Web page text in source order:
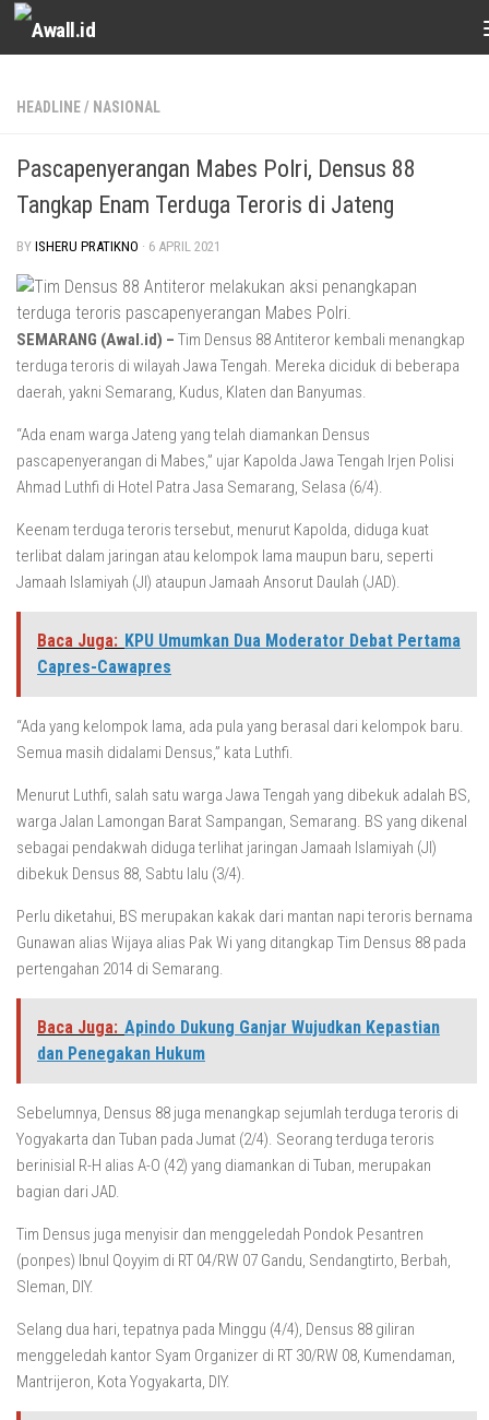
Skip to content
HEADLINE/ NASIONAL
Pascapenyerangan Mabes Polri, Densus 88
Tangkap Enam Terduga Teroris di Jateng
BY ISHERU PRATIKNO · 6 APRIL 2021
SEMARANG (Awal.id) – Tim Densus 88 Antiteror kembali menangkap
terduga teroris di wilayah Jawa Tengah. Mereka diciduk di beberapa
daerah, yakni Semarang, Kudus, Klaten dan Banyumas.
“Ada enam warga Jateng yang telah diamankan Densus
pascapenyerangan di Mabes,” ujar Kapolda Jawa Tengah Irjen Polisi
Ahmad Luthfi di Hotel Patra Jasa Semarang, Selasa (6/4).
Keenam terduga teroris tersebut, menurut Kapolda, diduga kuat
terlibat dalam jaringan atau kelompok lama maupun baru, seperti
Jamaah Islamiyah (JI) ataupun Jamaah Ansorut Daulah (JAD).
Baca Juga: KPU Umumkan Dua Moderator Debat Pertama
Capres-Cawapres
“Ada yang kelompok lama, ada pula yang berasal dari kelompok baru.
Semua masih didalami Densus,” kata Luthfi.
Menurut Luthfi, salah satu warga Jawa Tengah yang dibekuk adalah BS,
warga Jalan Lamongan Barat Sampangan, Semarang. BS yang dikenal
sebagai pendakwah diduga terlihat jaringan Jamaah Islamiyah (JI)
dibekuk Densus 88, Sabtu lalu (3/4).
Perlu diketahui, BS merupakan kakak dari mantan napi teroris bernama
Gunawan alias Wijaya alias Pak Wi yang ditangkap Tim Densus 88 pada
pertengahan 2014 di Semarang.
Baca Juga: Apindo Dukung Ganjar Wujudkan Kepastian
dan Penegakan Hukum
Sebelumnya, Densus 88 juga menangkap sejumlah terduga teroris di
Yogyakarta dan Tuban pada Jumat (2/4). Seorang terduga teroris
berinisial R-H alias A-O (42) yang diamankan di Tuban, merupakan
bagian dari JAD.
Tim Densus juga menyisir dan menggeledah Pondok Pesantren
(ponpes) Ibnul Qoyyim di RT 04/RW 07 Gandu, Sendangtirto, Berbah,
Sleman, DIY.
Selang dua hari, tepatnya pada Minggu (4/4), Densus 88 giliran
menggeledah kantor Syam Organizer di RT 30/RW 08, Kumendaman,
Mantrijeron, Kota Yogyakarta, DIY.